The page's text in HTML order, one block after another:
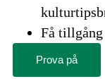
Få
Prova på